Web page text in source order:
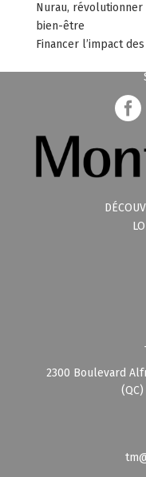
Nurau,
bien-être
Financer l’impact
2300 Boulevard